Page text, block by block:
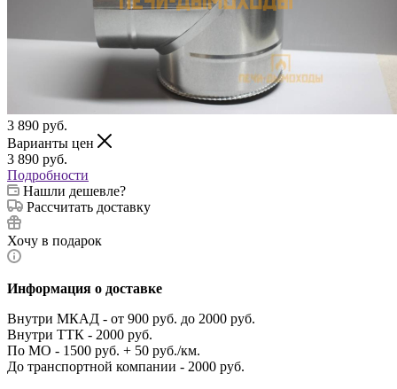
3 890 руб.
Варианты цен
3 890 руб.
Подробности
Нашли дешевле?
Рассчитать доставку
Хочу в подарок
Информация о доставке
Внутри МКАД - от 900 руб. до 2000 руб.
Внутри ТТК - 2000 руб.
По МО - 1500 руб. + 50 руб./км.
До транспортной компании - 2000 руб.